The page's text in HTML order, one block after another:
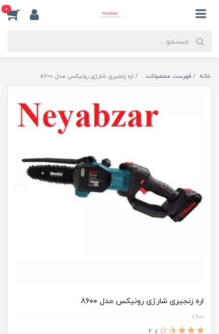
0
خانه فهرست محصولات اره زنجیری شارژی رونیکس مدل 8600
اره زنجیری شارژی رونیکس مدل 8600
8600
از 4